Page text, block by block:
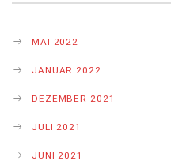
MAI 2022
JANUAR 2022
DEZEMBER 2021
JULI 2021
JUNI 2021